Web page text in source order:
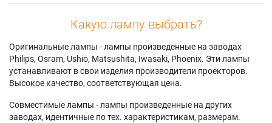
Какую лампу выбрать?
Оригинальные лампы - лампы произведенные на заводах
Philips, Osram, Ushio, Matsushita, Iwasaki, Phoenix. Эти лампы
устанавливают в свои изделия производители проекторов.
Высокое качество, соответствующая цена.
Совместимые лампы - лампы произведенные на других
заводах, идентичные по тех. характеристикам, размерам.